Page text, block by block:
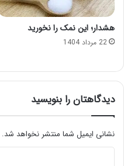
هشدار؛ این نمک‌ را نخورید
22 مرداد 1404
دیدگاهتان را بنویسید
نشانی ایمیل شما منتشر نخواهد شد.